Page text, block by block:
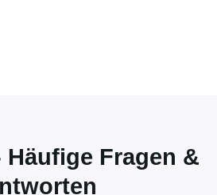
Häufige Fragen &